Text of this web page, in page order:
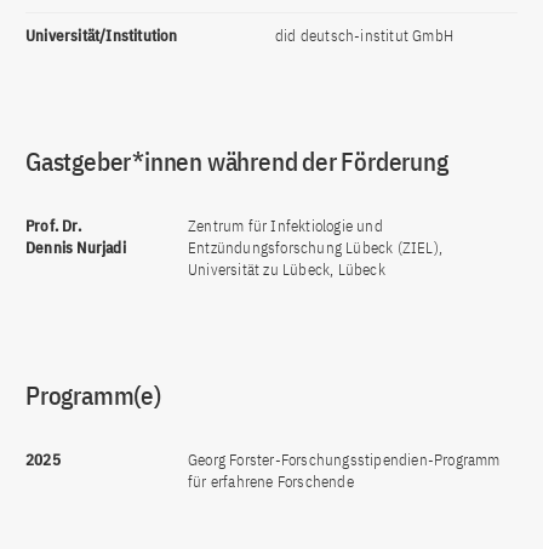
Universität/Institution did deutsch-institut GmbH
Gastgeber*innen während der Förderung
Prof. Dr.
Dennis Nurjadi
Zentrum für Infektiologie und
Entzündungsforschung Lübeck (ZIEL),
Universität zu Lübeck, Lübeck
Programm(e)
2025
Georg Forster-Forschungsstipendien-Programm
für erfahrene Forschende